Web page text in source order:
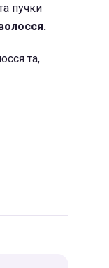
пучки
та,